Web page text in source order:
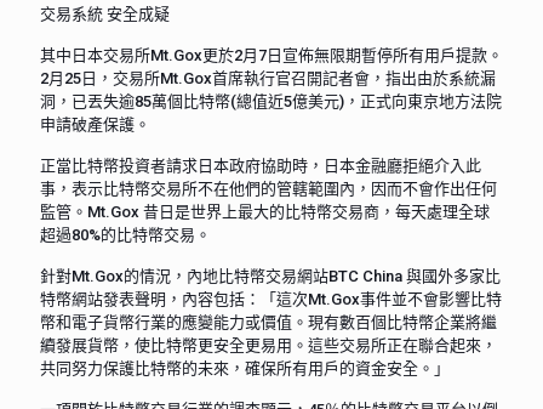
交易系統 安全成疑
其中日本交易所Mt.Gox更於2月7日宣佈無限期暫停所有用戶提款。
2月25日，交易所Mt.Gox首席執行官召開記者會，指出由於系統漏
洞，已丟失逾85萬個比特幣(總值近5億美元)，正式向東京地方法院
申請破產保護。
正當比特幣投資者請求日本政府協助時，日本金融廳拒絕介入此
事，表示比特幣交易所不在他們的管轄範圍內，因而不會作出任何
監管。Mt.Gox 昔日是世界上最大的比特幣交易商，每天處理全球
超過80%的比特幣交易。
針對Mt.Gox的情況，內地比特幣交易網站BTC China 與國外多家比
特幣網站發表聲明，內容包括：「這次Mt.Gox事件並不會影響比特
幣和電子貨幣行業的應變能力或價值。現有數百個比特幣企業將繼
續發展貨幣，使比特幣更安全更易用。這些交易所正在聯合起來，
共同努力保護比特幣的未來，確保所有用戶的資金安全。」